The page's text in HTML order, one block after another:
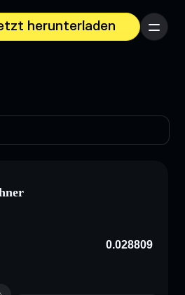
herunterladen
Menü